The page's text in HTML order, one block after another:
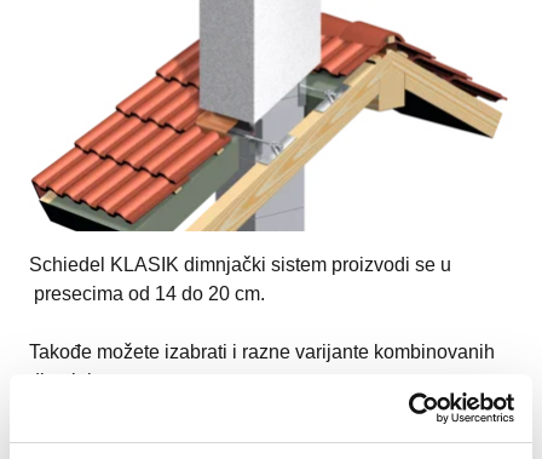
Schiedel KLASIK dimnjački sistem proizvodi se u
presecima od 14 do 20 cm.
Takođe možete izabrati i razne varijante kombinovanih
dimnjaka
U JEDNOM PLAŠTU VIŠE KOMBINACIJA